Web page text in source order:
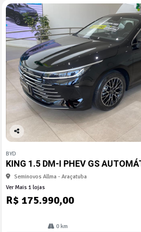
Co
arti
lhe
BYD
KING 1.5 DM-I PHEV GS
Seminovos Allma - Araçatuba
Ver Mais 1 lojas
R$ 175.990,00
0 km